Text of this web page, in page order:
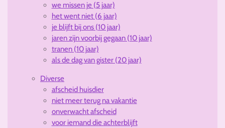
we missen je (5 jaar)
het went niet (6 jaar)
je blijft bij ons (10 jaar)
jaren zijn voorbij gegaan (10 jaar)
tranen (10 jaar)
als de dag van gister (20 jaar)
Diverse
afscheid huisdier
niet meer terug na vakantie
onverwacht afscheid
voor iemand die achterblijft